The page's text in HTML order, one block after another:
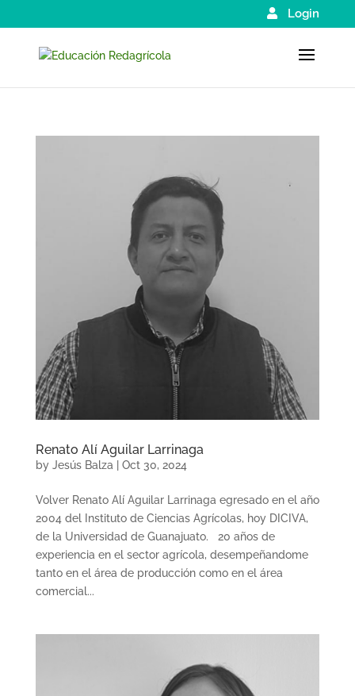
Login
Renato Alí Aguilar Larrinaga
by Jesús Balza| Oct 30, 2024
Volver Renato Alí Aguilar Larrinaga egresado en el año
2004 del Instituto de Ciencias Agrícolas, hoy DICIVA,
de la Universidad de Guanajuato. 20 años de
experiencia en el sector agrícola, desempeñandome
tanto en el área de producción como en el área
comercial...